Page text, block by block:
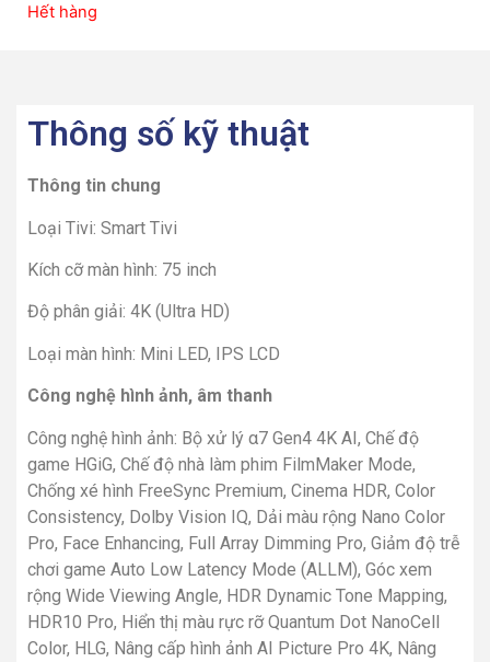
Hết hàng
Thông số kỹ thuật
Thông tin chung
Loại Tivi: Smart Tivi
Kích cỡ màn hình: 75 inch
Độ phân giải: 4K (Ultra HD)
Loại màn hình: Mini LED, IPS LCD
Công nghệ hình ảnh, âm thanh
Công nghệ hình ảnh: Bộ xử lý α7 Gen4 4K AI, Chế độ
game HGiG, Chế độ nhà làm phim FilmMaker Mode,
Chống xé hình FreeSync Premium, Cinema HDR, Color
Consistency, Dolby Vision IQ, Dải màu rộng Nano Color
Pro, Face Enhancing, Full Array Dimming Pro, Giảm độ trễ
chơi game Auto Low Latency Mode (ALLM), Góc xem
rộng Wide Viewing Angle, HDR Dynamic Tone Mapping,
HDR10 Pro, Hiển thị màu rực rỡ Quantum Dot NanoCell
Color, HLG, Nâng cấp hình ảnh AI Picture Pro 4K, Nâng